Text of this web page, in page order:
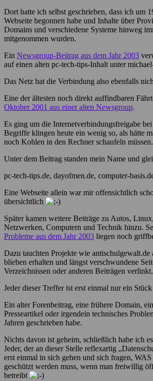
Dort hatte ich selbst geschrieben, dass ich um
Webseite begonnen habe und Inhalte über
Domains und verschiedene Systeme hinweg
mitgenommen wurden.
Ein Newsgroup-Beitrag aus dem Jahr 2003
auf einen alten pc-tech-tips-Inhalt unter
Das Netz hat die Verbindung also ebenfalls
Eine der ältesten noch direkt auffindbaren
Oktober 2001 aus einer alten Newsgroup.
Es ging um die Internetverbindungsfreigabe
Begriffe klingen heute ein wenig so, als hätte
noch Kohlen in den Rechner schaufeln müssen.
Unter dem Beitrag standen mein Name und
pc-tech-tips.de, dayofmen.de, computer-
Eine Webseite allein war mir offensichtlich
übersichtlich
Später kamen weitere Beiträge zu Autos,
Netzwerken, Computern und Technik hinzu.
Probleme aus dem Jahr 2003 liegen noch
Dazu tauchten Projekte wie antischulgewalt.de
blieben erhalten und längst verschwundene
Verzeichnissen oder anderen Beiträgen verlinkt.
Jeder dieser Treffer ist erst einmal nur ein
Ein alter Forenbeitrag, eine frühere Domain,
Presseartikel oder irgendein technisches
Jahren geschrieben habe.
Nichts davon ist geheim, schließlich habe ich
Jeder, der an dieser Stelle reflexartig
erst einmal in sich gehen und sich fragen,
geschützt werden muss, wenn man freiwillig
betreibt